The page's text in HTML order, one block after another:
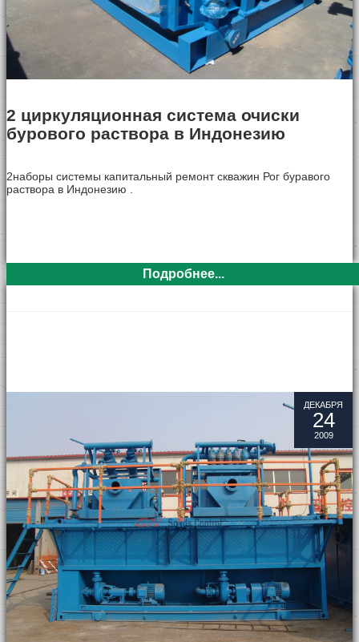
2 циркуляционная система очиски
бурового раствора в Индонезию
2наборы системы капитальный ремонт скважин Рог буравого
раствора в Индонезию .
Подробнее...
ДЕКАБРЯ
24
2009